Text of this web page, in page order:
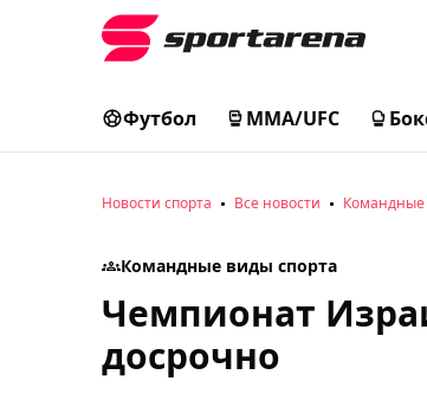
Футбол MMA/UFC
Новости спорта Все новости
Командные виды спорта
Чемпионат
досрочно